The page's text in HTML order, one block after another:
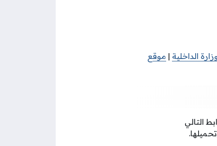
الداخلية | موقع
التالي